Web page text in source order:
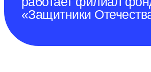
«Защитники